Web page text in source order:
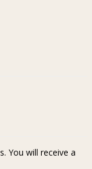
You will receive a